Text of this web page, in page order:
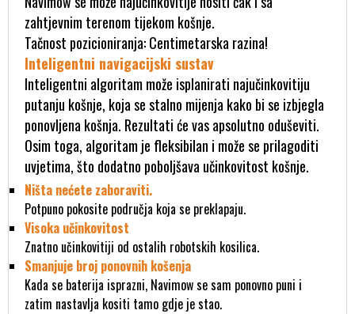
zahtjevnim terenom tijekom košnje.
Tačnost pozicioniranja: Centimetarska razina!
Inteligentni navigacijski sustav
Inteligentni algoritam može isplanirati najučinkovitiju
putanju košnje, koja se stalno mijenja kako bi se izbjegla
ponovljena košnja. Rezultati će vas apsolutno oduševiti.
Osim toga, algoritam je fleksibilan i može se prilagoditi
uvjetima, što dodatno poboljšava učinkovitost košnje.
Ništa nećete zaboraviti.
Potpuno pokosite područja koja se preklapaju.
Visoka učinkovitost
Znatno učinkovitiji od ostalih robotskih kosilica.
Smanjuje broj ponovnih košenja
Kada se baterija isprazni, Navimow se sam ponovno puni i
zatim nastavlja kositi tamo gdje je stao.